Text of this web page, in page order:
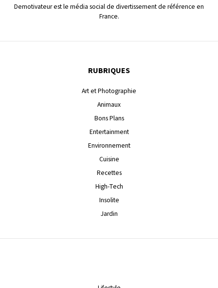
Demotivateur est le média social de divertissement de référence en
France.
RUBRIQUES
Art et Photographie
Animaux
Bons Plans
Entertainment
Environnement
Cuisine
Recettes
High-Tech
Insolite
Jardin